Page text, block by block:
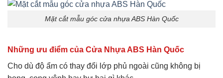
Mặt cắt mẫu góc cửa nhựa ABS Hàn Quốc
Những ưu điểm của Cửa Nhựa ABS Hàn Quốc
Cho dù độ ẩm có thay đổi lớp phủ ngoài cũng không bị